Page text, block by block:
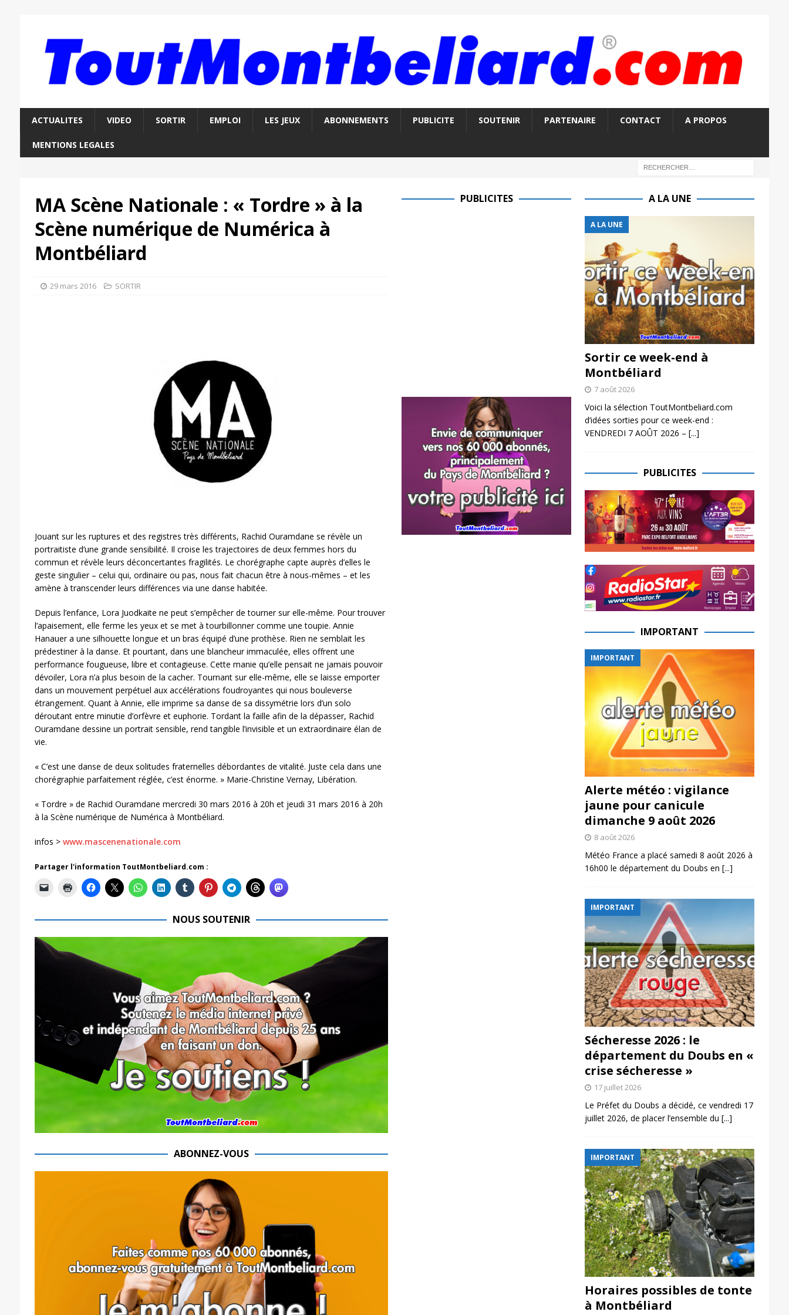
ACTUALITES VIDEO SORTIR EMPLOI LES JEUX ABONNEMENTS PUBLICITE SOUTENIR PARTENAIRE CONTACT A PROPOS
MENTIONS LEGALES
MA Scène Nationale : « Tordre » à la
Scène numérique de Numérica à
Montbéliard
29 mars 2016 SORTIR
Jouant sur les ruptures et des registres très différents, Rachid Ouramdane se révèle un
portraitiste d’une grande sensibilité. Il croise les trajectoires de deux femmes hors du
commun et révèle leurs déconcertantes fragilités. Le chorégraphe capte auprès d’elles le
geste singulier – celui qui, ordinaire ou pas, nous fait chacun être à nous-mêmes – et les
amène à transcender leurs différences via une danse habitée.
Depuis l’enfance, Lora Juodkaite ne peut s’empêcher de tourner sur elle-même. Pour trouver
l’apaisement, elle ferme les yeux et se met à tourbillonner comme une toupie. Annie
Hanauer a une silhouette longue et un bras équipé d’une prothèse. Rien ne semblait les
prédestiner à la danse. Et pourtant, dans une blancheur immaculée, elles offrent une
performance fougueuse, libre et contagieuse. Cette manie qu’elle pensait ne jamais pouvoir
dévoiler, Lora n’a plus besoin de la cacher. Tournant sur elle-même, elle se laisse emporter
dans un mouvement perpétuel aux accélérations foudroyantes qui nous bouleverse
étrangement. Quant à Annie, elle imprime sa danse de sa dissymétrie lors d’un solo
déroutant entre minutie d’orfèvre et euphorie. Tordant la faille afin de la dépasser, Rachid
Ouramdane dessine un portrait sensible, rend tangible l’invisible et un extraordinaire élan de
vie.
« C’est une danse de deux solitudes fraternelles débordantes de vitalité. Juste cela dans une
chorégraphie parfaitement réglée, c’est énorme. » Marie-Christine Vernay, Libération.
« Tordre » de Rachid Ouramdane mercredi 30 mars 2016 à 20h et jeudi 31 mars 2016 à 20h
à la Scène numérique de Numérica à Montbéliard.
infos > www.mascenenationale.com
Partager l'information ToutMontbeliard.com :
NOUS SOUTENIR
ABONNEZ-VOUS
PUBLICITES A LA UNE
A LA UNE
Sortir ce week-end à
Montbéliard
7 août 2026
Voici la sélection ToutMontbeliard.com
d’idées sorties pour ce week-end :
VENDREDI 7 AOÛT 2026 – [...]
PUBLICITES
IMPORTANT
IMPORTANT
Alerte météo : vigilance
jaune pour canicule
dimanche 9 août 2026
8 août 2026
Météo France a placé samedi 8 août 2026 à
16h00 le département du Doubs en [...]
IMPORTANT
Sécheresse 2026 : le
département du Doubs en «
crise sécheresse »
17 juillet 2026
Le Préfet du Doubs a décidé, ce vendredi 17
juillet 2026, de placer l’ensemble du [...]
IMPORTANT
Horaires possibles de tonte
à Montbéliard